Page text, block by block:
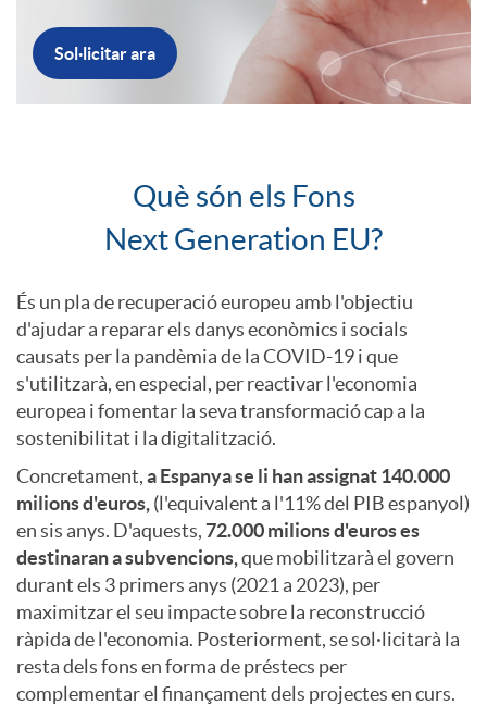
a
n
s
a
n
i
d
e
e
x
t
G
e
n
Sol·licitar ara
t
r
o
N
e
x
Què són els Fons
Next Generation EU?
És un pla de recuperació europeu amb l'objectiu
d'ajudar a reparar els danys econòmics i socials
causats per la pandèmia de la COVID-19 i que
s'utilitzarà, en especial, per reactivar l'economia
europea i fomentar la seva transformació cap a la
sostenibilitat i la digitalització.
Concretament,a Espanya se li han assignat 140.000
milions d'euros, (l'equivalent a l'11% del PIB espanyol)
en sis anys. D'aquests,72.000 milions d'euros es
destinaran a subvencions,que mobilitzarà el govern
durant els 3 primers anys (2021 a 2023), per
maximitzar el seu impacte sobre la reconstrucció
ràpida de l'economia. Posteriorment, se sol·licitarà la
resta dels fons en forma de préstecs per
complementar el finançament dels projectes en curs.